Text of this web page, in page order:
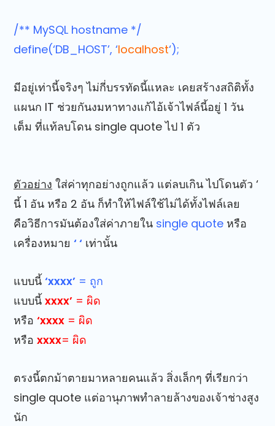
/** MySQL hostname */
define(‘DB_HOST’, ‘localhost‘);
มีอยู่เท่านี้จริงๆ ไม่กี่บรรทัดนี้แหละ เคยสร้างสถิติทั้ง
แผนก IT ช่วยกันงมหาทางแก้ไอ้เจ้าไฟล์นี้อยู่ 1 วัน
เต็ม ที่แท้ลบโดน single quote ไป 1 ตัว
ตัวอย่าง ใส่ค่าทุกอย่างถูกแล้ว แต่ลบเกิน ไปโดนตัว ‘
นี้ 1 อัน หรือ 2 อัน ก็ทำให้ไฟล์ใช้ไม่ได้ทั้งไฟล์เลย
คือวิธีการมันต้องใส่ค่าภายใน single quote หรือ
เครื่องหมาย‘ ‘ เท่านั้น
แบบนี้ ‘xxxx’ = ถูก
แบบนี้xxxx’ = ผิด
หรือ‘xxxx = ผิด
หรือxxxx= ผิด
ตรงนี้ตกม้าตายมาหลายคนแล้ว สิ่งเล็กๆ ที่เรียกว่า
single quote แต่อานุภาพทำลายล้างของเจ้าช่างสูง
นัก